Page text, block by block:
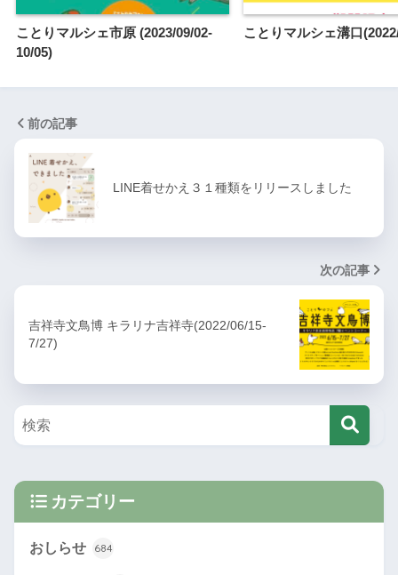
ことりマルシェ市原 (2023/09/02-
10/05)
ことりマルシェ溝口
前の記事
LINE着せかえ３１種類をリリースしました
次の記事
吉祥寺文鳥博 キラリナ吉祥寺(2022/06/15-
7/27)
カテゴリー
おしらせ 684